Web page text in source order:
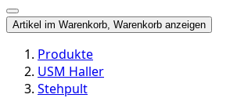
Artikel im Warenkorb, Warenkorb anzeigen
Produkte
USM Haller
Stehpult